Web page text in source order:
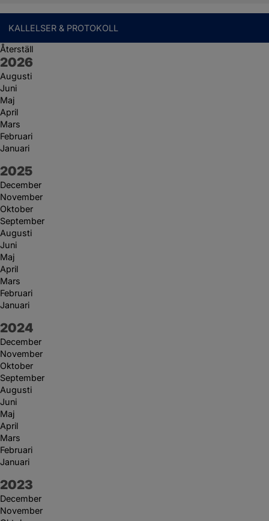
KALLELSER & PROTOKOLL
Återställ
År:
2026
Augusti
Juni
Maj
April
Mars
Februari
Januari
År:
2025
December
November
Oktober
September
Augusti
Juni
Maj
April
Mars
Februari
Januari
År:
2024
December
November
Oktober
September
Augusti
Juni
Maj
April
Mars
Februari
Januari
År:
2023
December
November